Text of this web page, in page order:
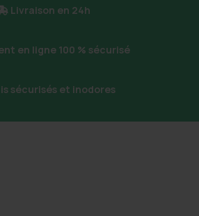
Livraison en 24h
en ligne 100 % sécurisé
sécurisés et inodores